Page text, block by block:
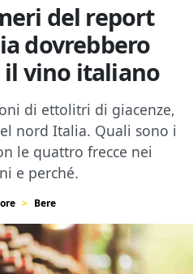
del report
dovrebbero
il vino italiano
di ettolitri di giacenze,
nord Italia. Quali sono i
le quattro frecce nei
e perché.
Bere